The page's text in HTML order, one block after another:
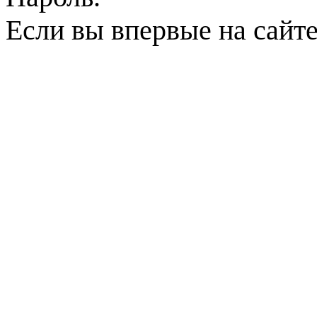
Если вы впервые на